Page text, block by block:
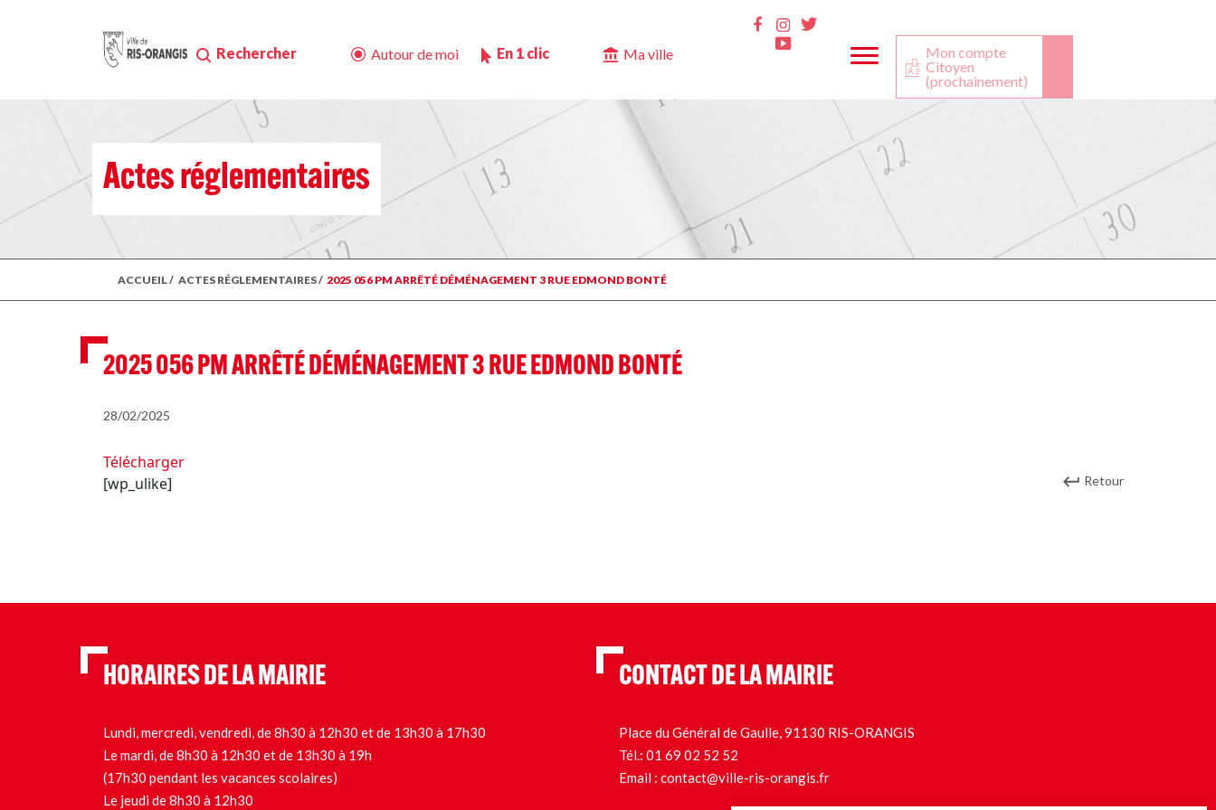
Rechercher Autour de moi En 1 clic Ma ville
Facebook
InstaTwitter
Youtube
Mon compte
Citoyen
(prochainement)
Actes réglementaires
ACCUEIL/ ACTES RÉGLEMENTAIRES/ 2025 056 PM ARRÊTÉ DÉMÉNAGEMENT 3 RUE EDMOND BONTÉ
2025 056 PM ARRÊTÉ DÉMÉNAGEMENT 3 RUE EDMOND BONTÉ
28/02/2025
Télécharger
[wp_ulike]
Retour
HORAIRES DE LA MAIRIE
Lundi, mercredi, vendredi, de 8h30 à 12h30 et de 13h30 à 17h30
Le mardi, de 8h30 à 12h30 et de 13h30 à 19h
(17h30 pendant les vacances scolaires)
Le jeudi de 8h30 à 12h30
CONTACT DE LA MAIRIE
Place du Général de Gaulle, 91130 RIS-ORANGIS
Tél.: 01 69 02 52 52
Email : contact@ville-ris-orangis.fr